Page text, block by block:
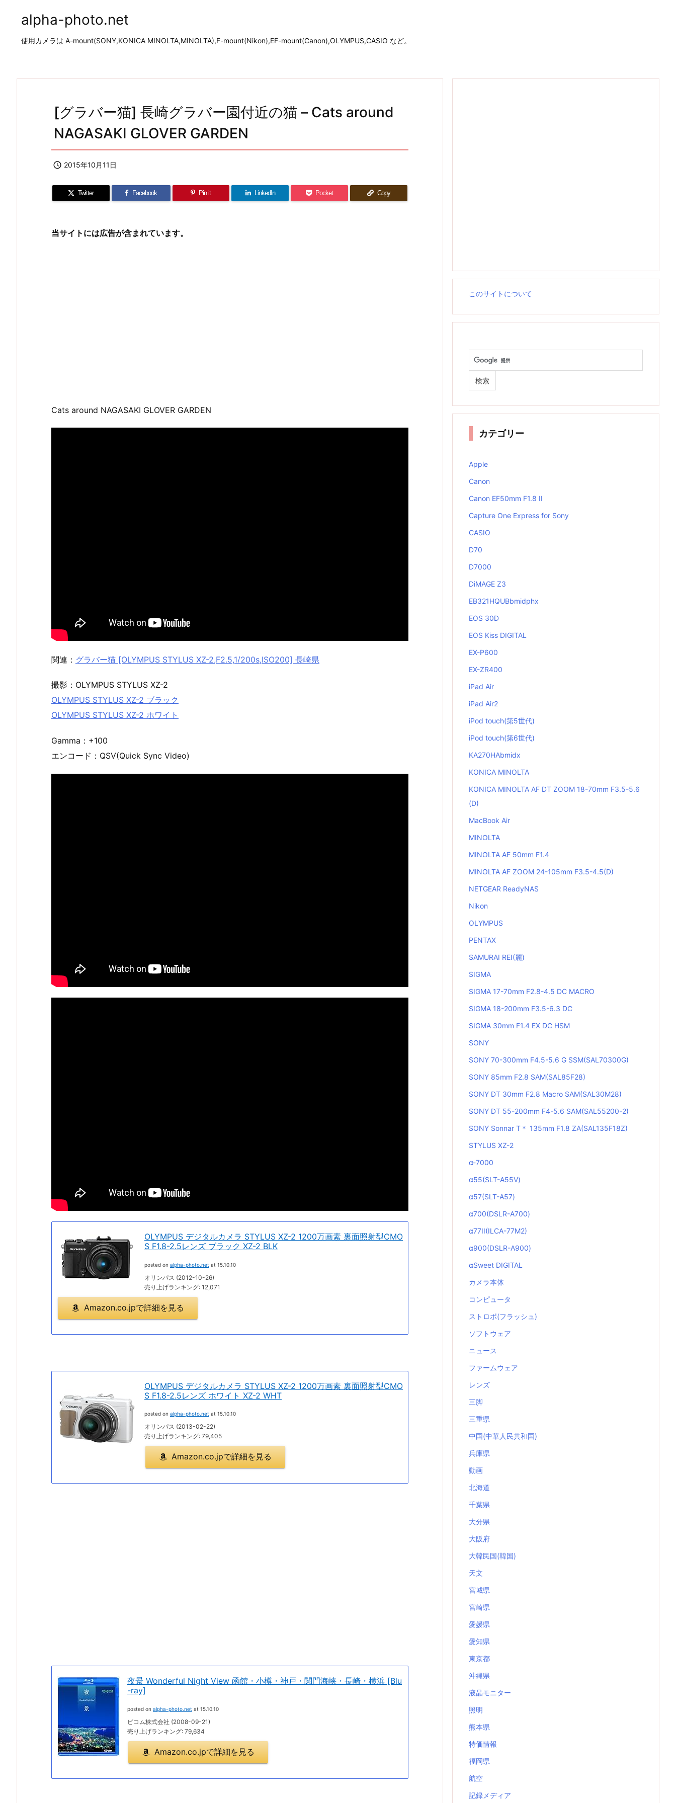
alpha-photo.net
使用カメラは A-mount(SONY,KONICA MINOLTA,MINOLTA),F-mount(Nikon),EF-mount(Canon),OLYMPUS,CASIO など。
[グラバー猫] 長崎グラバー園付近の猫 – Cats around
NAGASAKI GLOVER GARDEN
 2015年10月11日
Twitter Facebook Pin it LinkedIn Pocket Copy
当サイトには広告が含まれています。
Cats around NAGASAKI GLOVER GARDEN
関連： グラバー猫 [OLYMPUS STYLUS XZ-2,F2.5,1/200s,ISO200] 長崎県
撮影：OLYMPUS STYLUS XZ-2
OLYMPUS STYLUS XZ-2 ブラック
OLYMPUS STYLUS XZ-2 ホワイト
Gamma：+100
エンコード：QSV(Quick Sync Video)
OLYMPUS デジタルカメラ STYLUS XZ-2 1200万画素 裏面照射型CMO
S F1.8-2.5レンズ ブラック XZ-2 BLK
posted on alpha-photo.net at 15.10.10
オリンパス (2012-10-26)
売り上げランキング: 12,071
Amazon.co.jpで詳細を見る
OLYMPUS デジタルカメラ STYLUS XZ-2 1200万画素 裏面照射型CMO
S F1.8-2.5レンズ ホワイト XZ-2 WHT
posted on alpha-photo.net at 15.10.10
オリンパス (2013-02-22)
売り上げランキング: 79,405
Amazon.co.jpで詳細を見る
夜景 Wonderful Night View 函館・小樽・神戸・関門海峡・長崎・横浜 [Blu
-ray]
posted on alpha-photo.net at 15.10.10
ビコム株式会社 (2008-09-21)
売り上げランキング: 79,634
Amazon.co.jpで詳細を見る
このサイトについて
カテゴリー
Apple
Canon
Canon EF50mm F1.8 II
Capture One Express for Sony
CASIO
D70
D7000
DiMAGE Z3
EB321HQUBbmidphx
EOS 30D
EOS Kiss DIGITAL
EX-P600
EX-ZR400
iPad Air
iPad Air2
iPod touch(第5世代)
iPod touch(第6世代)
KA270HAbmidx
KONICA MINOLTA
KONICA MINOLTA AF DT ZOOM 18-70mm F3.5-5.6
(D)
MacBook Air
MINOLTA
MINOLTA AF 50mm F1.4
MINOLTA AF ZOOM 24-105mm F3.5-4.5(D)
NETGEAR ReadyNAS
Nikon
OLYMPUS
PENTAX
SAMURAI REI(麗)
SIGMA
SIGMA 17-70mm F2.8-4.5 DC MACRO
SIGMA 18-200mm F3.5-6.3 DC
SIGMA 30mm F1.4 EX DC HSM
SONY
SONY 70-300mm F4.5-5.6 G SSM(SAL70300G)
SONY 85mm F2.8 SAM(SAL85F28)
SONY DT 30mm F2.8 Macro SAM(SAL30M28)
SONY DT 55-200mm F4-5.6 SAM(SAL55200-2)
SONY Sonnar T＊ 135mm F1.8 ZA(SAL135F18Z)
STYLUS XZ-2
α-7000
α55(SLT-A55V)
α57(SLT-A57)
α700(DSLR-A700)
α77II(ILCA-77M2)
α900(DSLR-A900)
αSweet DIGITAL
カメラ本体
コンピュータ
ストロボ(フラッシュ)
ソフトウェア
ニュース
ファームウェア
レンズ
三脚
三重県
中国(中華人民共和国)
兵庫県
動画
北海道
千葉県
大分県
大阪府
大韓民国(韓国)
天文
宮城県
宮崎県
愛媛県
愛知県
東京都
沖縄県
液晶モニター
照明
熊本県
特価情報
福岡県
航空
記録メディア